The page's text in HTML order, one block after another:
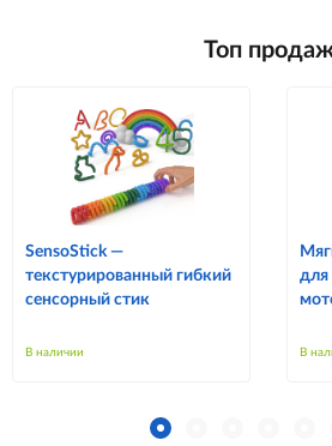
Топ
SensoStick —
текстурированный гибкий
сенсорный стик
В наличии
для
В